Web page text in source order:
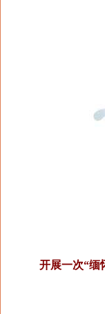
开展一次“缅怀